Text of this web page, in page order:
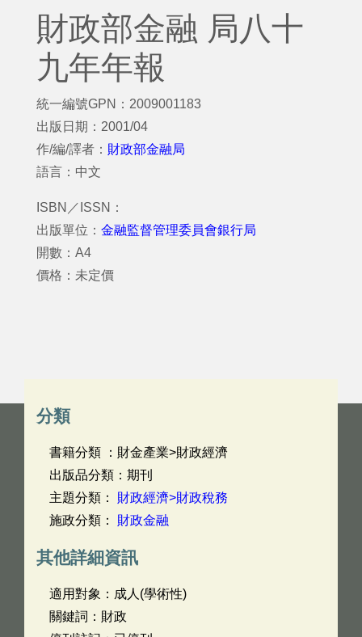
財政部金融 局八十
九年年報
統一編號GPN：2009001183
出版日期：2001/04
作/編/譯者： 財政部金融局
語言：中文
ISBN／ISSN：
出版單位： 金融監督管理委員會銀行局
開數：A4
價格：未定價
分類
書籍分類 ：財金產業>財政經濟
出版品分類：期刊
主題分類： 財政經濟>財政稅務
施政分類： 財政金融
其他詳細資訊
適用對象：成人(學術性)
關鍵詞：財政